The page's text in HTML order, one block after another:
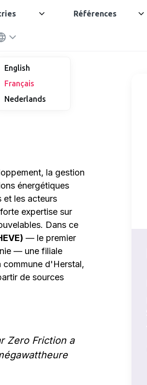
Références
English
Français
Nederlands
la gestion
énergétiques
et les acteurs
expertise sur
Dans ce
— le premier
— une filiale
commune d'Herstal,
de sources
Zero Friction a